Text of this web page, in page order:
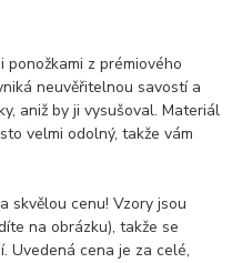
z prémiového
neuvěřitelnou savostí a
aniž by ji vysušoval. Materiál
velmi odolný, takže vám
skvělou cenu! Vzory jsou
na obrázku), takže se
Uvedená cena je za celé,